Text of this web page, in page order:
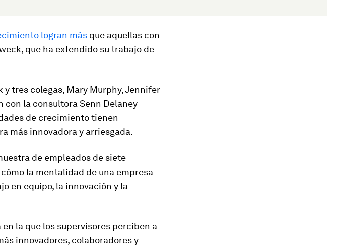
logran más que aquellas con
que ha extendido su trabajo de
y tres colegas, Mary Murphy, Jennifer
con la consultora Senn Delaney
de crecimiento tienen
más innovadora y arriesgada.
de empleados de siete
la mentalidad de una empresa
en equipo, la innovación y la
la que los supervisores perciben a
innovadores, colaboradores y